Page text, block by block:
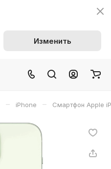
Изменить
– iPhone – Смартфон Apple